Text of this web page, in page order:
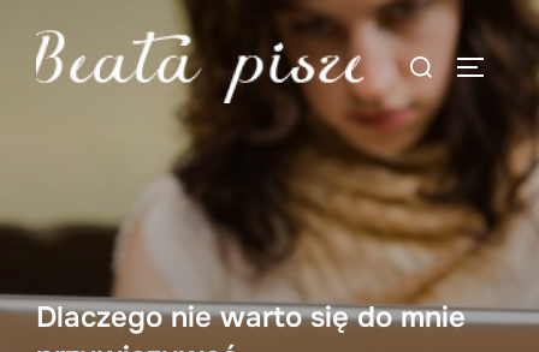
content
Search
for:
Dlaczego nie warto się do mnie